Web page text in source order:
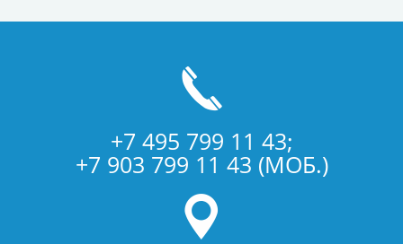
+7 495 799 11 43;
+7 903 799 11 43 (МОБ.)